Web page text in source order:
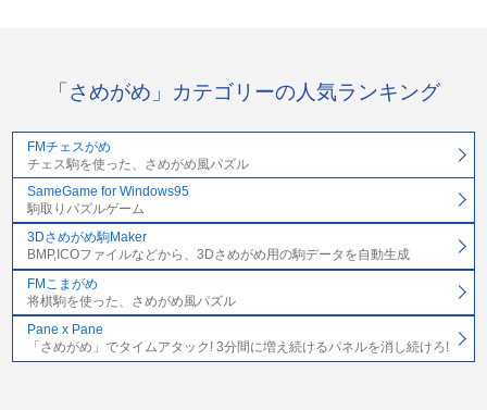
「さめがめ」カテゴリーの人気ランキング
FMチェスがめ
チェス駒を使った、さめがめ風パズル
SameGame for Windows95
駒取りパズルゲーム
3Dさめがめ駒Maker
BMP,ICOファイルなどから、3Dさめがめ用の駒データを自動生成
FMこまがめ
将棋駒を使った、さめがめ風パズル
Pane x Pane
「さめがめ」でタイムアタック! 3分間に増え続けるパネルを消し続けろ!